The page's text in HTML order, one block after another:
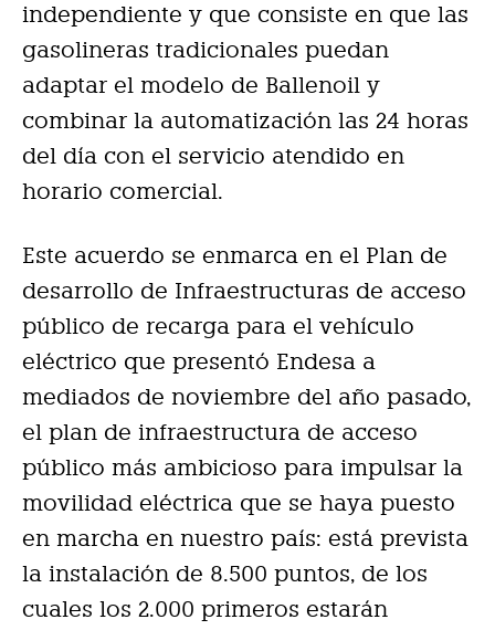
independiente y que consiste en que las
gasolineras tradicionales puedan
adaptar el modelo de Ballenoil y
combinar la automatización las 24 horas
del día con el servicio atendido en
horario comercial.
Este acuerdo se enmarca en el Plan de
desarrollo de Infraestructuras de acceso
público de recarga para el vehículo
eléctrico que presentó Endesa a
mediados de noviembre del año pasado,
el plan de infraestructura de acceso
público más ambicioso para impulsar la
movilidad eléctrica que se haya puesto
en marcha en nuestro país: está prevista
la instalación de 8.500 puntos, de los
cuales los 2.000 primeros estarán